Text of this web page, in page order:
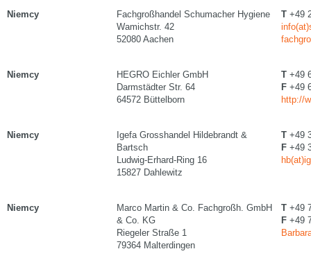
Niemcy
Fachgroßhandel Schumacher Hygiene
Wamichstr. 42
52080 Aachen
T +49
Niemcy
HEGRO Eichler GmbH
Darmstädter Str. 64
64572 Büttelborn
T +49
F +49
http://
Niemcy
Igefa Grosshandel Hildebrandt &
Bartsch
Ludwig-Erhard-Ring 16
15827 Dahlewitz
T +49
F +49
Niemcy
Marco Martin & Co. Fachgroßh. GmbH
& Co. KG
Riegeler Straße 1
79364 Malterdingen
T +49
F +49